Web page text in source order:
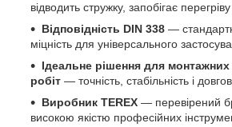
відводить стружку, запобігає
Відповідність DIN 338 —
міцність для універсального
Ідеальне рішення для монтажних
робіт — точність, стабільність і
Виробник TEREX — перевірений
високою якістю професійних